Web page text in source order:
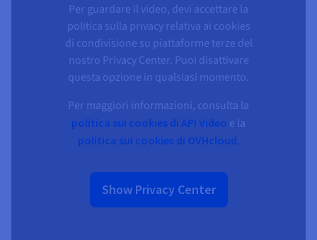
Per guardare il video, devi accettare la
politica sulla privacy relativa ai cookies
di condivisione su piattaforme terze del
nostro Privacy Center. Puoi disattivare
questa opzione in qualsiasi momento.
Per maggiori informazioni, consulta la
politica sui cookies di API Video e la
politica sui cookies di OVHcloud.
Show Privacy Center